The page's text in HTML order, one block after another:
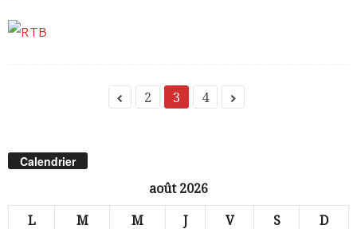
2 3 4
Calendrier
août 2026
L M M J V S D